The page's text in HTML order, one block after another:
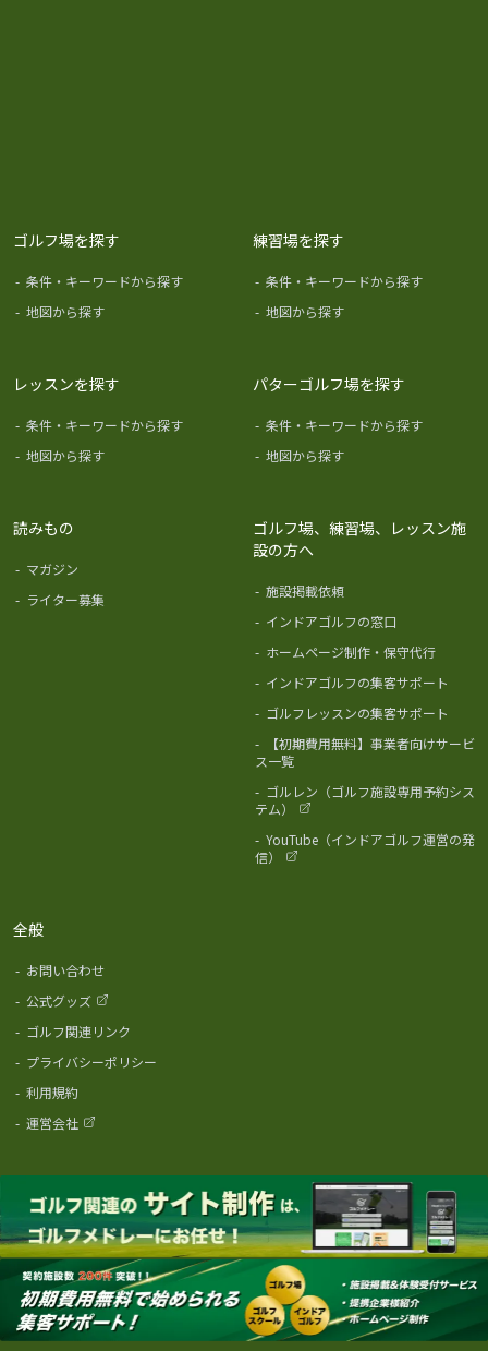
ゴルフ場を探す
- 条件・キーワードから探す
- 地図から探す
練習場を探す
- 条件・キーワードから探す
- 地図から探す
レッスンを探す
- 条件・キーワードから探す
- 地図から探す
パターゴルフ場を探す
- 条件・キーワードから探す
- 地図から探す
読みもの
- マガジン
- ライター募集
ゴルフ場、練習場、レッスン施
設の方へ
- 施設掲載依頼
- インドアゴルフの窓口
- ホームページ制作・保守代行
- インドアゴルフの集客サポート
- ゴルフレッスンの集客サポート
-
【初期費用無料】事業者向けサービ
ス一覧
- ゴルレン（ゴルフ施設専用予約シス
テム）
- YouTube（インドアゴルフ運営の発
信）
全般
- お問い合わせ
- 公式グッズ
- ゴルフ関連リンク
- プライバシーポリシー
- 利用規約
- 運営会社